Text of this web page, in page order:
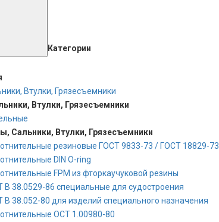
Категории
Втулки, Грязесъемники
Втулки, Грязесъемники
Сальники, Втулки, Грязесъемники
резиновые ГОСТ 9833-73 / ГОСТ 18829-73
DIN O-ring
FPM из фторкаучуковой резины
В 38.0529-86 специальные для судостроения
В 38.052-80 для изделий специального назначения
ОСТ 1.00980-80